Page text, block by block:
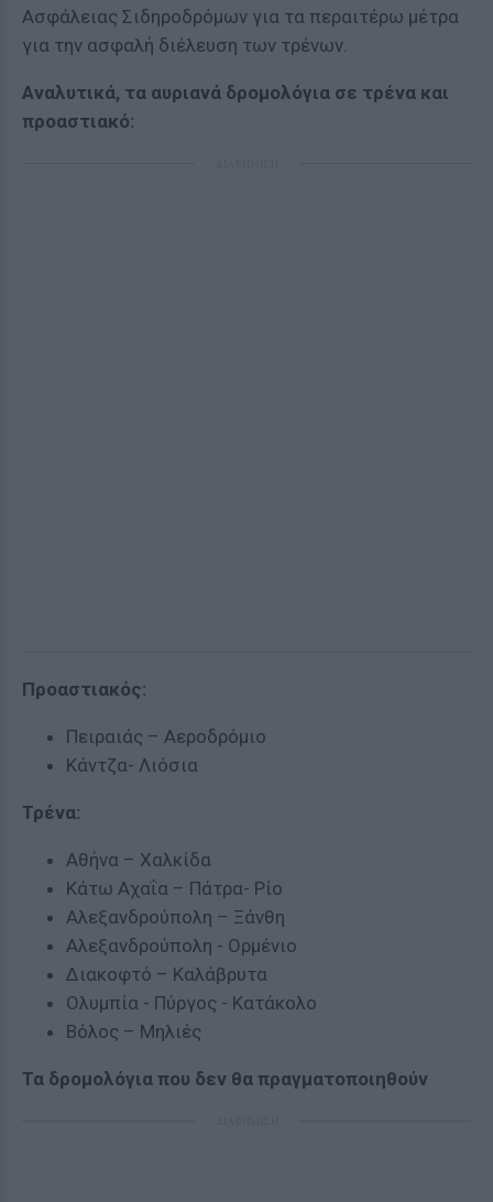
Ασφάλειας Σιδηροδρόμων για τα περαιτέρω μέτρα
για την ασφαλή διέλευση των τρένων.
Αναλυτικά, τα αυριανά δρομολόγια σε τρένα και
προαστιακό:
Προαστιακός:
Πειραιάς – Αεροδρόμιο
Κάντζα- Λιόσια
Τρένα:
Αθήνα – Χαλκίδα
Κάτω Αχαΐα – Πάτρα- Ρίο
Αλεξανδρούπολη – Ξάνθη
Αλεξανδρούπολη - Ορμένιο
Διακοφτό – Καλάβρυτα
Ολυμπία - Πύργος - Κατάκολο
Βόλος – Μηλιές
Τα δρομολόγια που δεν θα πραγματοποιηθούν